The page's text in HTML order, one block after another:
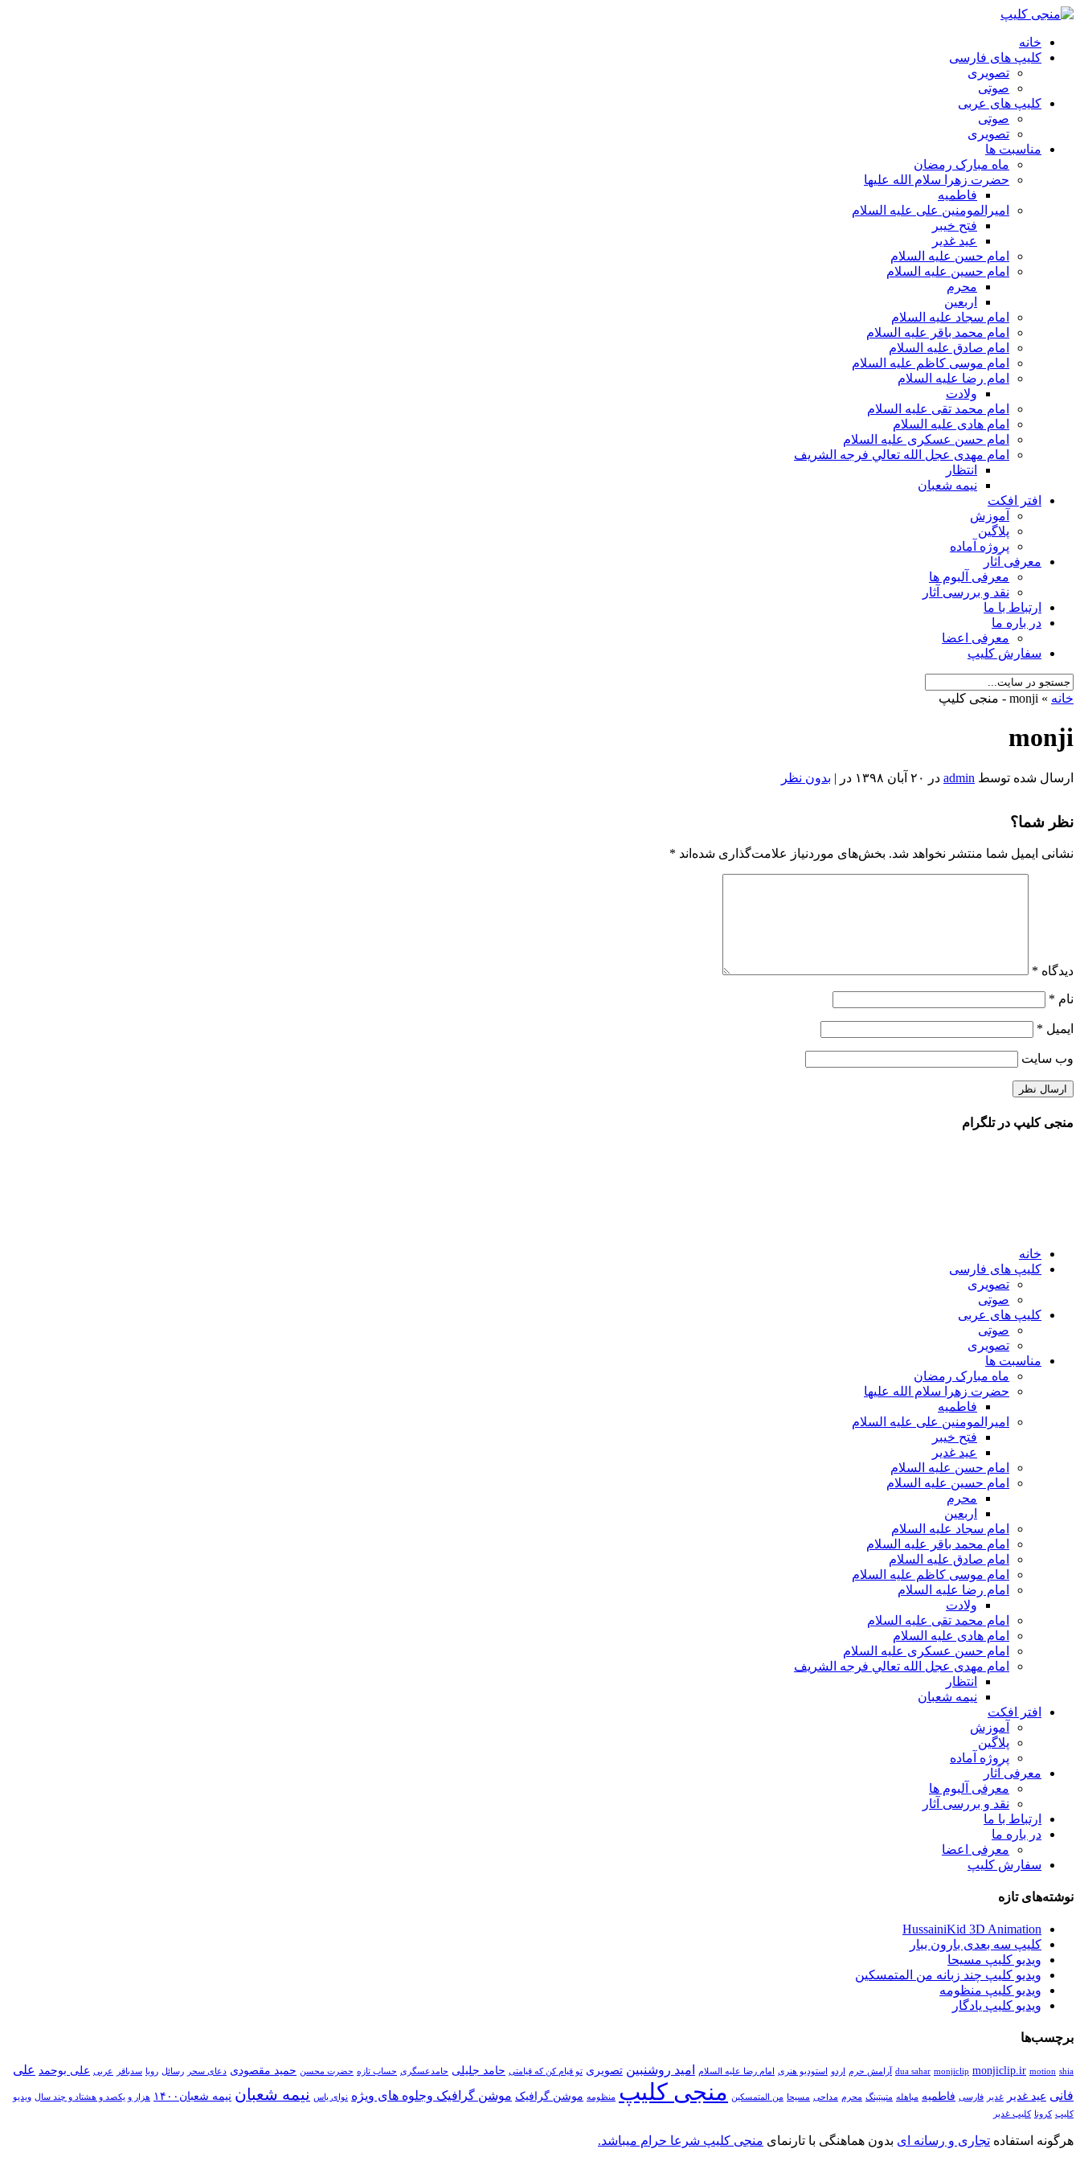
خانه
کلیپ های فارسی
تصویری
صوتی
کلیپ های عربی
صوتی
تصویری
مناسبت ها
ماه مبارک رمضان
حضرت زهرا سلام الله علیها
فاطمیه
امیرالمومنین علی علیه السلام
فتح خیبر
عید غدیر
امام حسن علیه السلام
امام حسین علیه السلام
محرم
اربعین
امام سجاد علیه السلام
امام محمد باقر علیه السلام
امام صادق علیه السلام
امام موسی کاظم علیه السلام
امام رضا علیه السلام
ولادت
امام محمد تقی علیه السلام
امام هادی علیه السلام
امام حسن عسکری علیه السلام
امام مهدی عجل الله تعالي فرجه الشريف
انتظار
نیمه شعبان
افتر افکت
آموزش
پلاگین
پروژه آماده
معرفی آثار
معرفی آلبوم ها
نقد و بررسی آثار
ارتباط با ما
در باره ما
معرفی اعضا
سفارش کلیپ
خانه »
monji
ارسال شده توسط admin در ۲۰ آبان ۱۳۹۸ در | بدون نظر
نظر شما؟
نشانی ایمیل شما منتشر نخواهد شد. بخش‌های موردنیاز علامت‌گذاری شده‌اند *
دیدگاه *
نام *
ایمیل *
وب‌ سایت
منجی کلیپ در تلگرام
خانه
کلیپ های فارسی
تصویری
صوتی
کلیپ های عربی
صوتی
تصویری
مناسبت ها
ماه مبارک رمضان
حضرت زهرا سلام الله علیها
فاطمیه
امیرالمومنین علی علیه السلام
فتح خیبر
عید غدیر
امام حسن علیه السلام
امام حسین علیه السلام
محرم
اربعین
امام سجاد علیه السلام
امام محمد باقر علیه السلام
امام صادق علیه السلام
امام موسی کاظم علیه السلام
امام رضا علیه السلام
ولادت
امام محمد تقی علیه السلام
امام هادی علیه السلام
امام حسن عسکری علیه السلام
امام مهدی عجل الله تعالي فرجه الشريف
انتظار
نیمه شعبان
افتر افکت
آموزش
پلاگین
پروژه آماده
معرفی آثار
معرفی آلبوم ها
نقد و بررسی آثار
ارتباط با ما
در باره ما
معرفی اعضا
سفارش کلیپ
نوشته‌های تازه
HussainiKid 3D Animation
کلیپ سه بعدی بارون ببار
ویدیو کلیپ مسیحا
ویدیو کلیپ چند زبانه من المتمسکین
ویدیو کلیپ منظومه
ویدیو کلیپ یادگار
برچسب‌ها
dua sahar monjiclip monjiclip.ir motion shia آرامش حرم اردو استودیو هنری امام رضا علیه السلام امید روشنبین تصویری تو قیام کن که قیامتی حامد جلیلی حامدعسگری حساب تازه حضرت محسن حمید مقصودی دعای سحر رسائل رویا سدباقر عربی علی بوحمد علی
فانی عید غدیر غدیر فارسی فاطمیه مباهله متپیتینگ محرم مداحی مسیحا من المتمسکین منجی کلیپ منظومه موشن گرافیک موشن گرافیک وجلوه های ویژه نوای یاس نیمه شعبان نیمه شعبان۱۴۰۰ هزار و یکصد و هشتاد و چند سال ویدیو
کلیپ کرونا کلیپ غدیر
هرگونه استفاده تجاری و رسانه ای بدون هماهنگی با تارنمای منجی کلیپ شرعا حرام میباشد.